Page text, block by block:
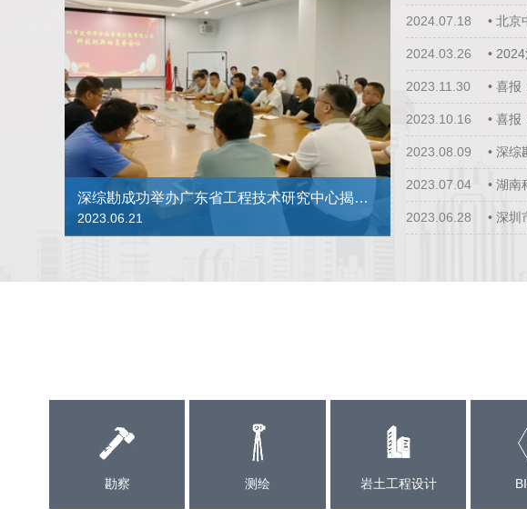
• 北京
2024.07.18
• 2024
2024.03.26
• 喜报
2023.11.30
• 喜报：
2023.10.16
• 深综
2023.08.09
• 湖南
2023.07.04
• 深圳
2023.06.28
深综勘成功举办广东省工程技术研究中心揭牌暨科技创新动员会
2023.06.21
2023.03.16
勘察 测绘 岩土工程设计